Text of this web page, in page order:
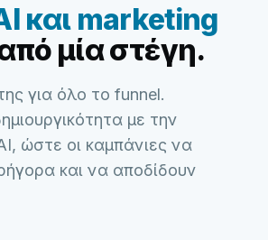
και marketing
μία στέγη.
για όλο το funnel.
με την
ώστε οι καμπάνιες να
και να αποδίδουν